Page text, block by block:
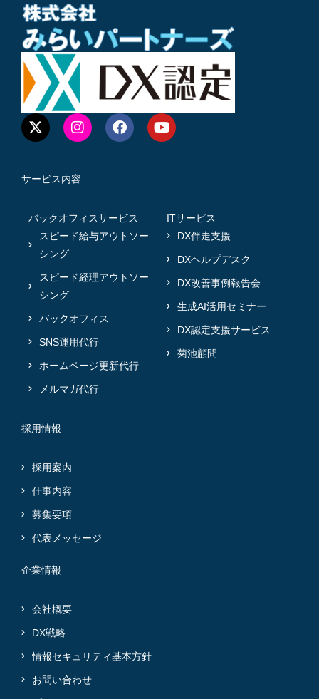
サービス内容
バックオフィスサービス
スピード給与アウトソー
シング
スピード経理アウトソー
シング
バックオフィス
SNS運用代行
ホームページ更新代行
メルマガ代行
ITサービス
DX伴走支援
DXヘルプデスク
DX改善事例報告会
生成AI活用セミナー
DX認定支援サービス
菊池顧問
採用情報
採用案内
仕事内容
募集要項
代表メッセージ
企業情報
会社概要
DX戦略
情報セキュリティ基本方針
お問い合わせ